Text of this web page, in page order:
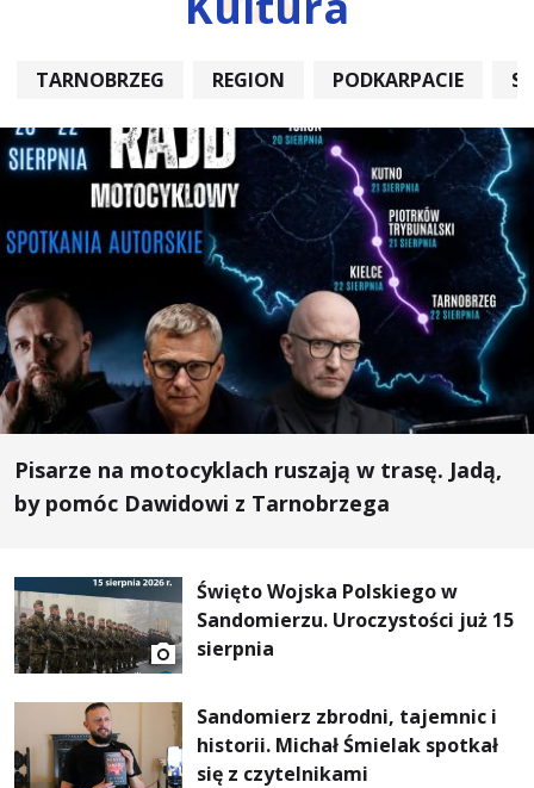
TARNOBRZEG REGION PODKARPACIE
Pisarze na motocyklach ruszają w trasę. Jadą,
by pomóc Dawidowi z Tarnobrzega
Święto Wojska Polskiego w
Sandomierzu. Uroczystości już 15
sierpnia
Sandomierz zbrodni, tajemnic i
historii. Michał Śmielak spotkał
się z czytelnikami